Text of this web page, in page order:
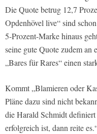
Die Quote betrug 12,7
Opdenhövel live“ sind
5-Prozent-Marke hinaus
seine gute Quote zudem an
„Bares für Rares“ einen
Kommt „Blamieren oder
Pläne dazu sind nicht
die Harald Schmidt definiert
erfolgreich ist, dann reite